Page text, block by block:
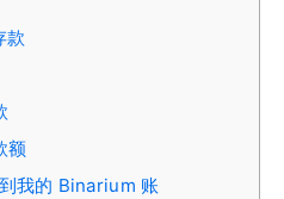
款
额
我的 Binarium 账